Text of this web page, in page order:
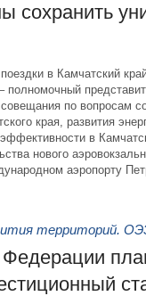
в Камчатский
полномочный
по вопросам
края, развития
эффективности в
нового
аэропорту
территорий.
Федерации